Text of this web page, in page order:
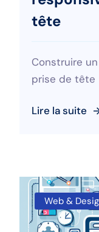
tête
Construire
prise de tête
Lire la suite
Web &